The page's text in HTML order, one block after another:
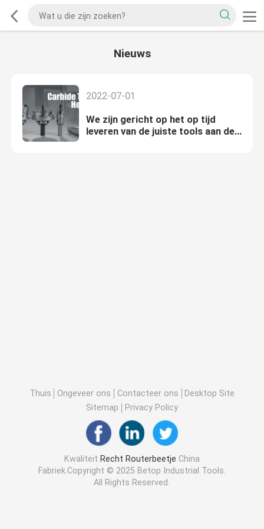
Nieuws
2022-07-01
We zijn gericht op het op tijd
leveren van de juiste tools aan de
Thuis Ongeveer ons Contacteer ons
Desktop Site
Sitemap
Privacy Policy
Kwaliteit Recht Routerbeetje China
Fabriek.Copyright © 2025 Betop Industrial Tools.
All Rights Reserved.